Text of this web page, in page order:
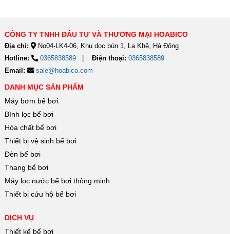
CÔNG TY TNHH ĐẦU TƯ VÀ THƯƠNG MẠI HOABICO
Địa chỉ:
No04-LK4-06, Khu dọc bún 1, La Khê, Hà Đông
Hotline:
0365838589 Điện thoại: 0365838589
Email:
sale@hoabico.com
DANH MỤC SẢN PHẨM
Máy bơm bể bơi
Bình lọc bể bơi
Hóa chất bể bơi
Thiết bị vệ sinh bể bơi
Đèn bể bơi
Thang bể bơi
Máy lọc nước bể bơi thông minh
Thiết bị cứu hộ bể bơi
DỊCH VỤ
Thiết kế bể bơi